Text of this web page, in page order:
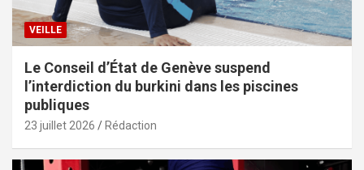
VEILLE
Le Conseil d’État de Genève suspend
l’interdiction du burkini dans les piscines
publiques
23 juillet 2026 Rédaction